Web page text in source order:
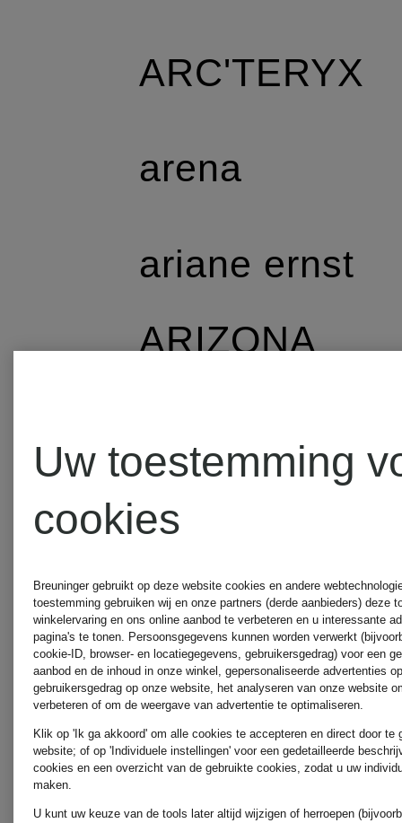
ARC'TERYX
arena
ariane ernst
ARIZONA
ARKET
arkitaip
ARMA
ARMANI
EXCHANGE
Uw toestemming
cookies
Breuninger gebruikt op deze website cookies en andere
toestemming gebruiken wij en onze partners (derde aanbieders) deze
winkelervaring en ons online aanbod te verbeteren en u interessante
pagina's te tonen. Persoonsgegevens kunnen worden verwerkt
cookie-ID, browser- en locatiegegevens, gebruikersgedrag) voor een
aanbod en de inhoud in onze winkel, gepersonaliseerde advertenties
gebruikersgedrag op onze website, het analyseren van onze website
verbeteren of om de weergave van advertentie te optimaliseren.
Klik op 'Ik ga akkoord' om alle cookies te accepteren en direct door te
website; of op 'Individuele instellingen' voor een gedetailleerde
cookies en een overzicht van de gebruikte cookies, zodat u uw
maken.
U kunt uw keuze van de tools later altijd wijzigen of herroepen